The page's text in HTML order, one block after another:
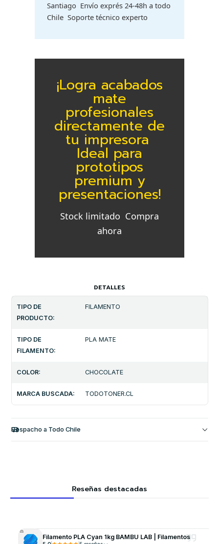
Santiago  Envío exprés 24-48h a todo
Chile  Soporte técnico experto
¡Logra acabados
mate
profesionales
directamente de
tu impresora 
Ideal para
prototipos
premium y
presentaciones!
Stock limitado  Compra
ahora
DETALLES
TIPO DE
PRODUCTO:
FILAMENTO
TIPO DE
FILAMENTO:
PLA MATE
COLOR: CHOCOLATE
MARCA BUSCADA: TODOTONER.CL
Despacho a Todo Chile
Reseñas destacadas
Filamento PLA Cyan 1kg BAMBU LAB | Filamentos